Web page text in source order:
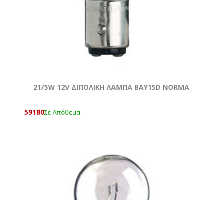
21/5W 12V ΔΙΠΟΛΙΚΗ ΛΑΜΠΑ BAY15D NORMA
59180Σε Απόθεμα